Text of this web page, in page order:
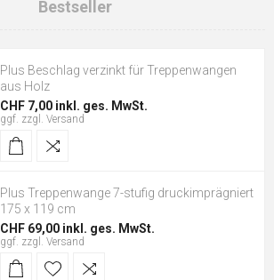
Bestseller
Plus Beschlag verzinkt für Treppenwangen
aus Holz
CHF 7,00 inkl. ges. MwSt.
ggf. zzgl. Versand
Plus Treppenwange 7-stufig druckimprägniert
175 x 119 cm
CHF 69,00 inkl. ges. MwSt.
ggf. zzgl. Versand